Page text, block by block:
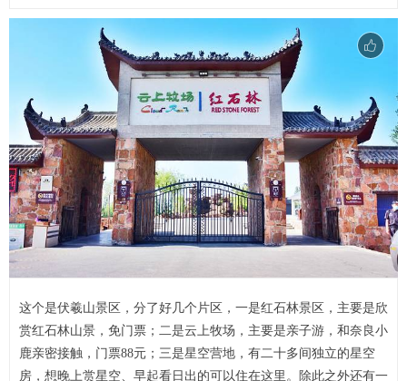
这个是伏羲山景区，分了好几个片区，一是红石林景区，主要是欣
赏红石林山景，免门票；二是云上牧场，主要是亲子游，和奈良小
鹿亲密接触，门票88元；三是星空营地，有二十多间独立的星空
房，想晚上赏星空、早起看日出的可以住在这里。除此之外还有一